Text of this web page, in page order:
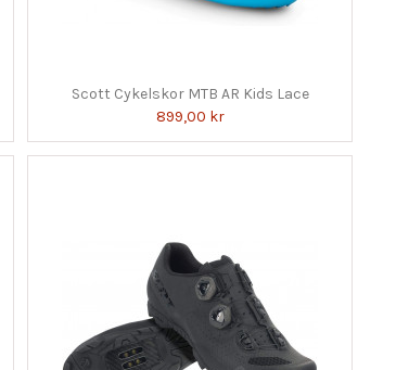
Scott Cykelskor MTB AR Kids Lace
899,00 kr